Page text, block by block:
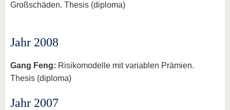
Großschäden. Thesis (diploma)
Jahr 2008
Gang Feng: Risikomodelle mit variablen Prämien.
Thesis (diploma)
Jahr 2007